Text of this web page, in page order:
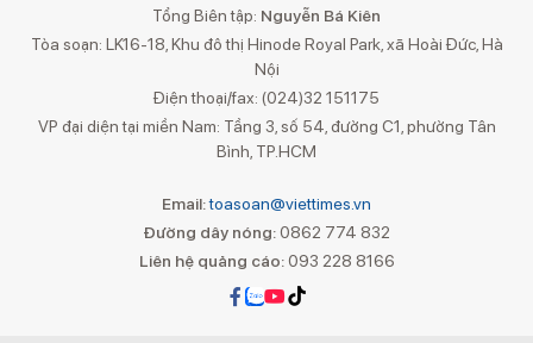
Tổng Biên tập: Nguyễn Bá Kiên
Tòa soạn: LK16-18, Khu đô thị Hinode Royal Park, xã Hoài Đức, Hà
Nội
Điện thoại/fax: (024)32 151175
VP đại diện tại miền Nam: Tầng 3, số 54, đường C1, phường Tân
Bình, TP.HCM
Email:toasoan@viettimes.vn
Đường dây nóng: 0862 774 832
Liên hệ quảng cáo:093 228 8166